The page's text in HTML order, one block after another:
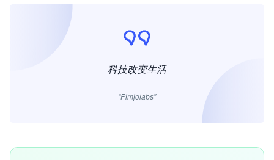
科技改变生活
“Pimjolabs”